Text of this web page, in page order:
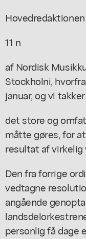
11 n
af Nordisk
Stockholni,
januar, og vi
det store og
måtte gøres, for
resultat af virkelig
Den fra forrige
vedtagne
angående
personlig få dage